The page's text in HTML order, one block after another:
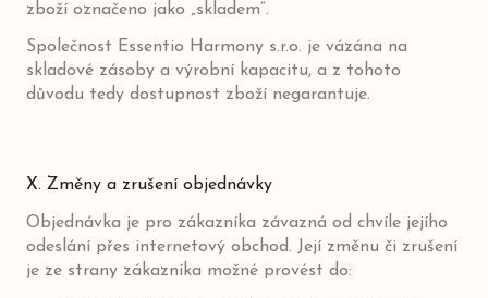
zboží označeno jako „skladem“.
Společnost Essentio Harmony s.r.o. je vázána na
skladové zásoby a výrobní kapacitu, a z tohoto
důvodu tedy dostupnost zboží negarantuje.
X. Změny a zrušení objednávky
Objednávka je pro zákazníka závazná od chvíle jejího
odeslání přes internetový obchod. Její změnu či zrušení
je ze strany zákazníka možné provést do: